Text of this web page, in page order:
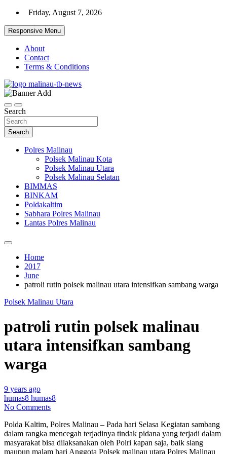
Skip
content
Friday, August 7, 2026
Responsive Menu
About
Contact
Terms & Conditions
Pelangiresmalinau.com
Search
Search
Polres Malinau
Polsek Malinau Kota
Polsek Malinau Utara
Polsek Malinau Selatan
BIMMAS
BINKAM
Poldakaltim
Sabhara Polres Malinau
Lantas Polres Malinau
Home
2017
June
patroli rutin polsek malinau utara intensifkan sambang warga
Polsek Malinau Utara
patroli rutin polsek malinau
utara intensifkan sambang
warga
9 years ago
humas8 humas8
No Comments
Polda Kaltim, Polres Malinau – Pada hari Selasa Kegiatan sambang
dalam rangka mencegah terjadinya tindak pidana yang terjadi dalam
masyarakat bisa dilaksanakan oleh Polri kapan saja, baik siang
maupun malam hari Anggota Polsek malinau utara Polres Malinau